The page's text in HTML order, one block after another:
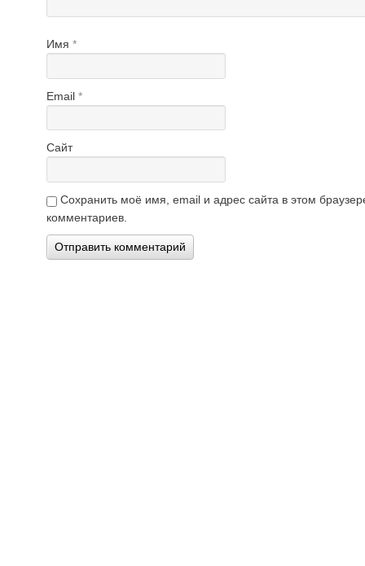
Имя *
Email *
Сайт
Сохранить моё имя, email и адрес сайта в этом
комментариев.